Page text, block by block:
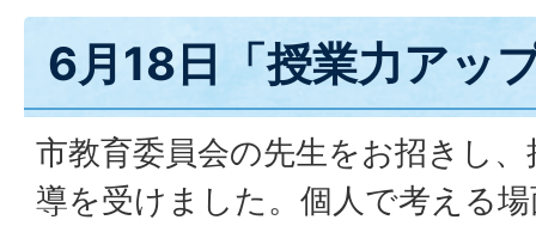
6月18日「授業力アッ
市教育委員会の先生をお招きし
導を受けました。個人で考える